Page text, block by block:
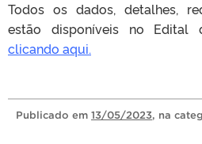
Todos os dados, detalhes,
estão disponíveis no Edital
clicando aqui.
Publicado em 13/05/2023, na